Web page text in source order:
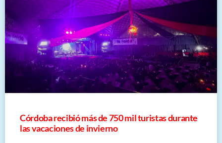
Córdoba recibió más de 750 mil turistas durante
las vacaciones de invierno